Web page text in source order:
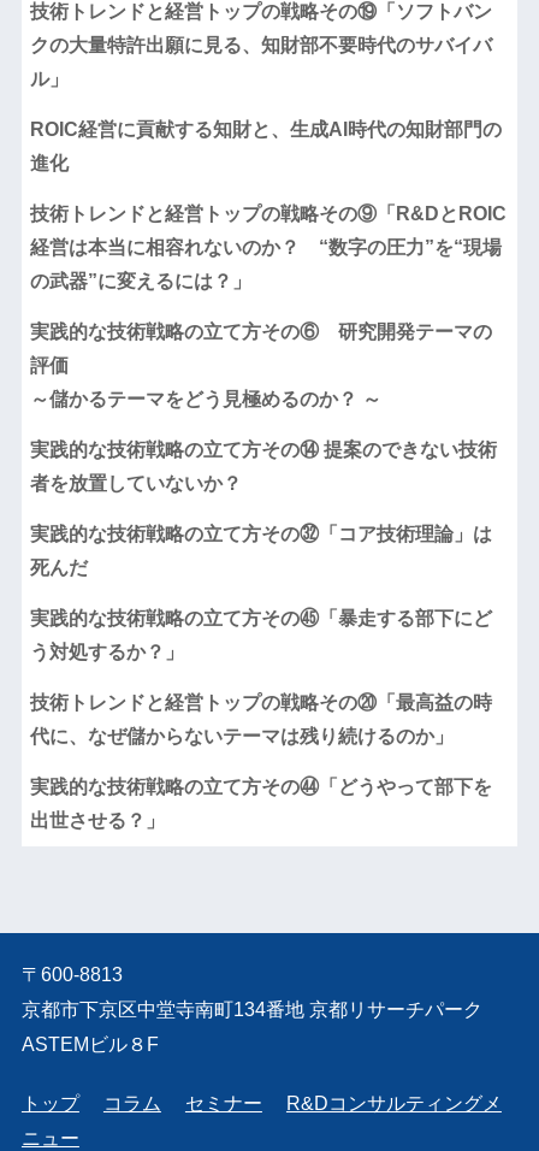
技術トレンドと経営トップの戦略その⑲「ソフトバン
クの大量特許出願に見る、知財部不要時代のサバイバ
ル」
ROIC経営に貢献する知財と、生成AI時代の知財部門の
進化
技術トレンドと経営トップの戦略その⑨「R&DとROIC
経営は本当に相容れないのか？ “数字の圧力”を“現場
の武器”に変えるには？」
実践的な技術戦略の立て方その⑥ 研究開発テーマの
評価
～儲かるテーマをどう見極めるのか？ ～
実践的な技術戦略の立て方その⑭ 提案のできない技術
者を放置していないか？
実践的な技術戦略の立て方その㉜「コア技術理論」は
死んだ
実践的な技術戦略の立て方その㊺「暴走する部下にど
う対処するか？」
技術トレンドと経営トップの戦略その⑳「最高益の時
代に、なぜ儲からないテーマは残り続けるのか」
実践的な技術戦略の立て方その㊹「どうやって部下を
出世させる？」
〒600-8813
京都市下京区中堂寺南町134番地 京都リサーチパーク
ASTEMビル８F
トップ コラム セミナー
R&Dコンサルティングメ
ニュー